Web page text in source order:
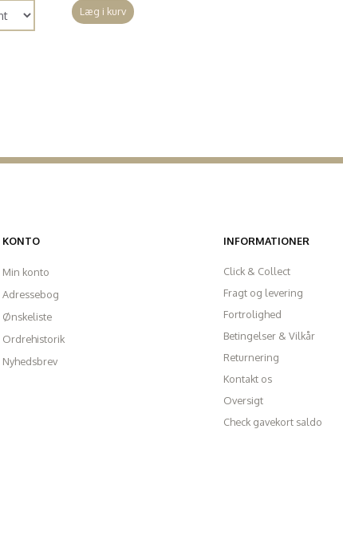
Læg i kurv
KONTO
Min konto
Adressebog
Ønskeliste
Ordrehistorik
Nyhedsbrev
INFORMATIONER
Click & Collect
Fragt og levering
Fortrolighed
Betingelser & Vilkår
Returnering
Kontakt os
Oversigt
Check gavekort saldo